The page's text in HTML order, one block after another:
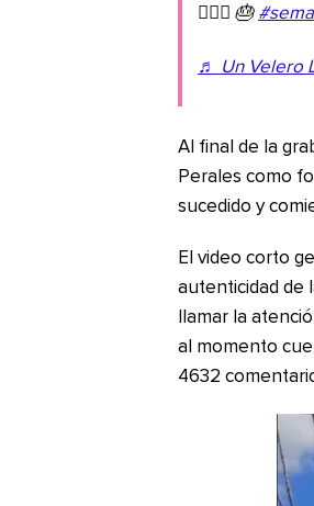
🤷🏼‍♀️ 🎂
♬ Un Velero
Al final de la
Perales como
sucedido y
El video corto
autenticidad de
llamar la
al momento
4632